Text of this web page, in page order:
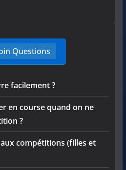
Questions
facilement ?
en course quand on ne
?
compétitions (filles et